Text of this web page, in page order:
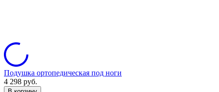
Подушка ортопедическая под ноги
4 298 руб.